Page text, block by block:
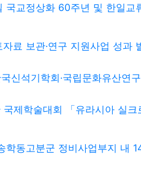
국교정상화 60주년 및 한일교
료 보관·연구 지원사업 성과
신석기학회·국립문화유산연
제학술대회 「유라시아 실크
학동고분군 정비사업부지 내